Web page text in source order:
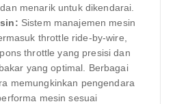
menarik untuk dikendarai.
Sistem manajemen mesin
throttle ride-by-wire,
throttle yang presisi dan
yang optimal. Berbagai
memungkinkan pengendara
mesin sesuai